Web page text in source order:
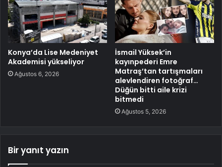
Konya’da Lise Medeniyet
Akademisi yükseliyor
Ağustos 6, 2026
İsmail Yüksek’in
kayınpederi Emre
Matraş’tan tartışmaları
alevlendiren fotoğraf…
Düğün bitti aile krizi
bitmedi
Ağustos 5, 2026
Bir yanıt yazın